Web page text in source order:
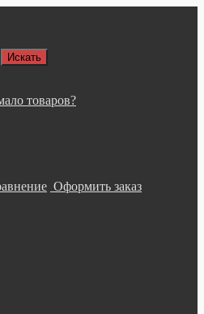
товаров?
Оформить заказ